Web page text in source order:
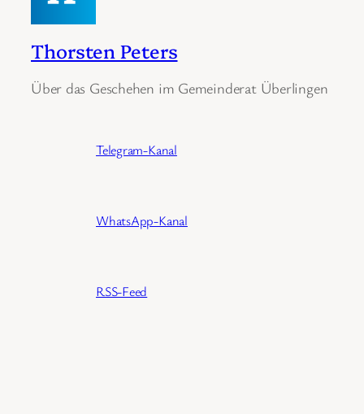
Thorsten Peters
Über das Geschehen im Gemeinderat Überlingen
Telegram-Kanal
WhatsApp-Kanal
RSS-Feed